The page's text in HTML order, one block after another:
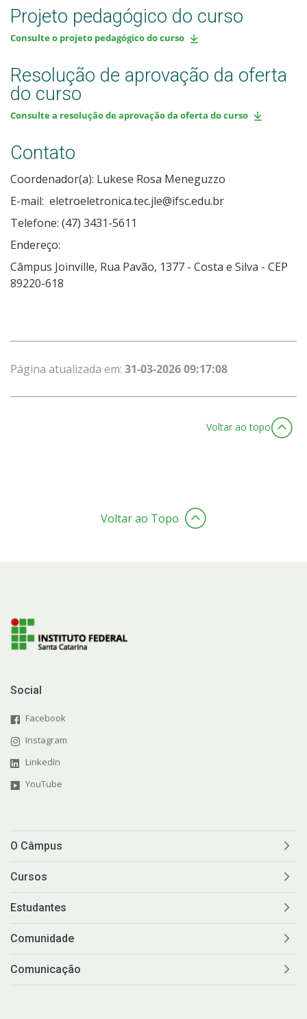
Projeto pedagógico do curso
Consulte o projeto pedagógico do curso
Resolução de aprovação da oferta
do curso
Consulte a resolução de aprovação da oferta do curso
Contato
Coordenador(a): Lukese Rosa Meneguzzo
E-mail: eletroeletronica.tec.jle@ifsc.edu.br
Telefone: (47) 3431-5611
Endereço:
Câmpus Joinville, Rua Pavão, 1377 - Costa e Silva - CEP
89220-618
Página atualizada em: 31-03-2026 09:17:08
Voltar ao topo
Voltar ao Topo
Social
Facebook
Instagram
LinkedIn
YouTube
O Câmpus
Cursos
Estudantes
Comunidade
Comunicação